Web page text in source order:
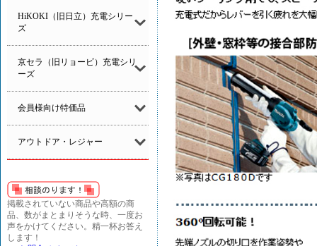
HiKOKI（旧日立）充電シリー
ズ
京セラ（旧リョービ）充電シリ
ーズ
会員様向け特価品
アウトドア・レジャー
掲載されていない商品や高額の商
品、数がまとまりそうな時、一度お
声をかけてください。精一杯お答え
します！